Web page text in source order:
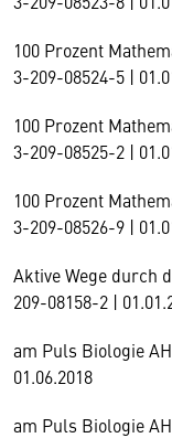
100 Prozent
3-209-08524-5 |
100 Prozent
3-209-08525-2 |
100 Prozent
3-209-08526-9 |
Aktive Wege durch
209-08158-2 |
am Puls Biologie
01.06.2018
am Puls Biologie